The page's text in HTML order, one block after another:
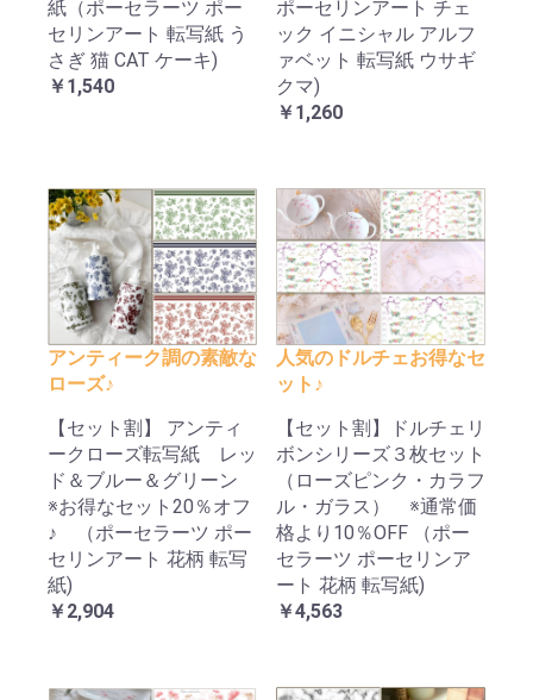
紙（ポーセラーツ ポー
セリンアート 転写紙 う
さぎ 猫 CAT ケーキ)
￥1,540
ポーセリンアート チェ
ック イニシャル アルフ
ァベット 転写紙 ウサギ
クマ)
￥1,260
アンティーク調の素敵な
ローズ♪
【セット割】 アンティ
ークローズ転写紙 レッ
ド＆ブルー＆グリーン
※お得なセット20％オフ
♪ （ポーセラーツ ポー
セリンアート 花柄 転写
紙)
￥2,904
人気のドルチェお得なセ
ット♪
【セット割】ドルチェリ
ボンシリーズ３枚セット
（ローズピンク・カラフ
ル・ガラス） ※通常価
格より10％OFF （ポー
セラーツ ポーセリンア
ート 花柄 転写紙)
￥4,563